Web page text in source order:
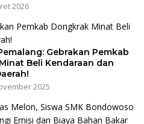
2026
Gebrakan Pemkab
Beli Kendaraan dan
2025